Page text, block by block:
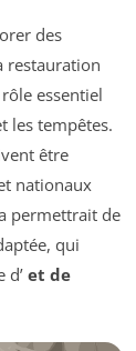
des
restauration
essentiel
les tempêtes.
être
nationaux
permettrait de
qui
d’ et de